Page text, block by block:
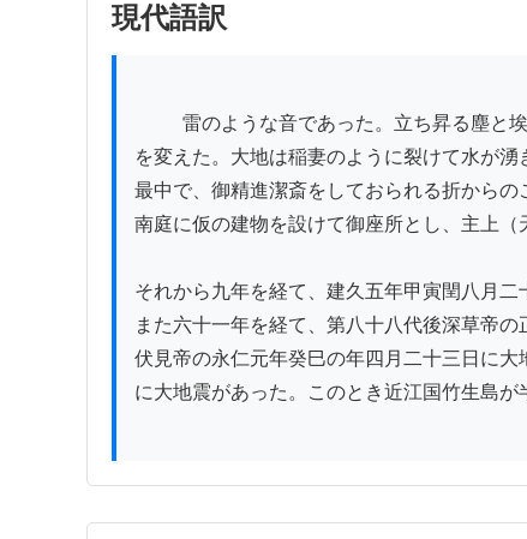
現代語訳
を変えた。大地は稲妻のように裂けて水が
最中で、御精進潔斎をしておられる折から
南庭に仮の建物を設けて御座所とし、主上（
それから九年を経て、建久五年甲寅閏八月二
また六十一年を経て、第八十八代後深草帝
伏見帝の永仁元年癸巳の年四月二十三日に
に大地震があった。このとき近江国竹生島